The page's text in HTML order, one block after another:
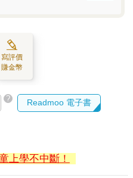
寫評價
賺金幣
? Readmoo 電子書
上學不中斷！